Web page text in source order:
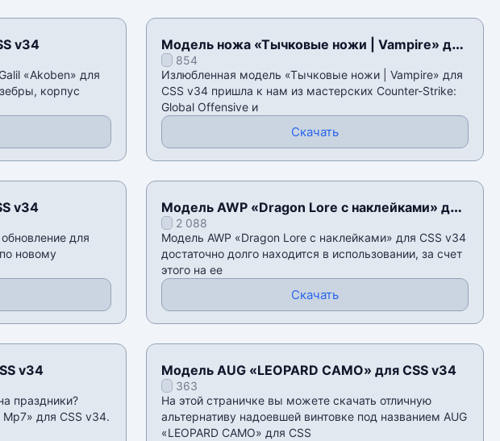
v34
«Akoben» для
корпус
Модель ножа «Тычковые ножи | Vampire» для
CSS v34
854
Излюбленная модель «Тычковые ножи | Vampire» для
CSS v34 пришла к нам из мастерских Counter-Strike:
Global Offensive и
Скачать
v34
для
новому
Модель AWP «Dragon Lore с наклейками» для
CSS v34
2 088
Модель AWP «Dragon Lore с наклейками» для CSS v34
достаточно долго находится в использовании, за счет
этого на ее
Скачать
v34
праздники?
для CSS v34.
Модель AUG «LEOPARD CAMO» для CSS v34
363
На этой страничке вы можете скачать отличную
альтернативу надоевшей винтовке под названием AUG
«LEOPARD CAMO» для CSS